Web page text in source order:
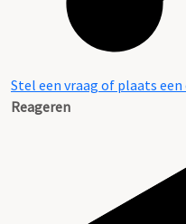
Stel een vraag of plaats
Reageren